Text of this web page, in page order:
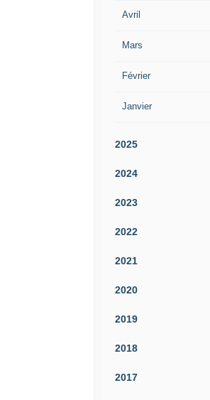
Avril
Mars
Février
Janvier
2025
2024
2023
2022
2021
2020
2019
2018
2017